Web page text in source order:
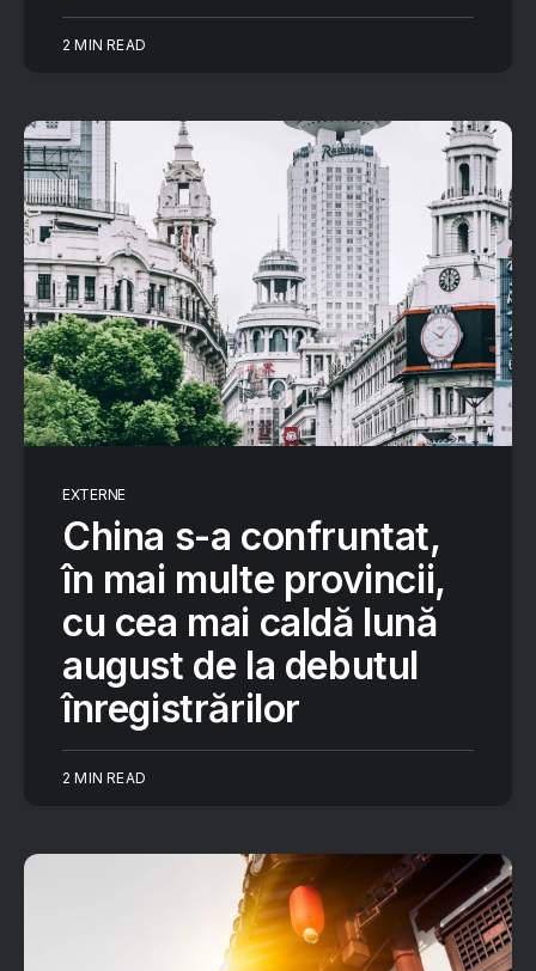
2 MIN READ
EXTERNE
China s-a confruntat,
în mai multe provincii,
cu cea mai caldă lună
august de la debutul
înregistrărilor
2 MIN READ